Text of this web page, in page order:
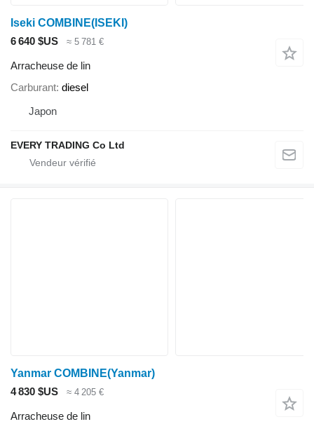
Iseki COMBINE(ISEKI)
6 640 $US
≈ 5 781 €
Arracheuse de lin
Carburant diesel
Japon
EVERY TRADING Co Ltd
Yanmar COMBINE(Yanmar)
4 830 $US
≈ 4 205 €
Arracheuse de lin